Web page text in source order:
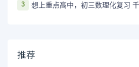
3
推荐